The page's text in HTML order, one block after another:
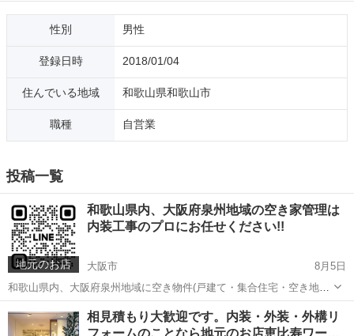
性別 男性
登録日時 2018/01/04
住んでいる地域 和歌山県和歌山市
職種 自営業
投稿一覧
地元のお店
和歌山県内、大阪府泉州地域の空き家管理は
内装工事のプロにお任せください!!
大阪市
8月5日
和歌山県内、大阪府泉州地域に空き物件(戸建て・集合住宅・空き地等)
お持ちの方、 内装工事のプロが空き家管理させていただきます。 サー
ビス内容といたしましては 〇基本内容 ￥3,500/回(税込) 別途交通
便利屋 庭木
相見積もり大歓迎です。内装・外装・外構リ